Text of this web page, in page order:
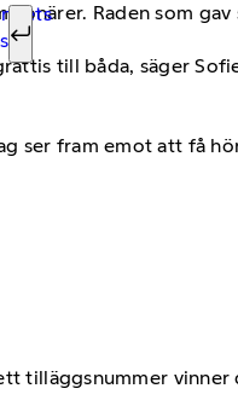
Raden som gav
till båda, säger
ser fram emot att få
tilläggsnummer